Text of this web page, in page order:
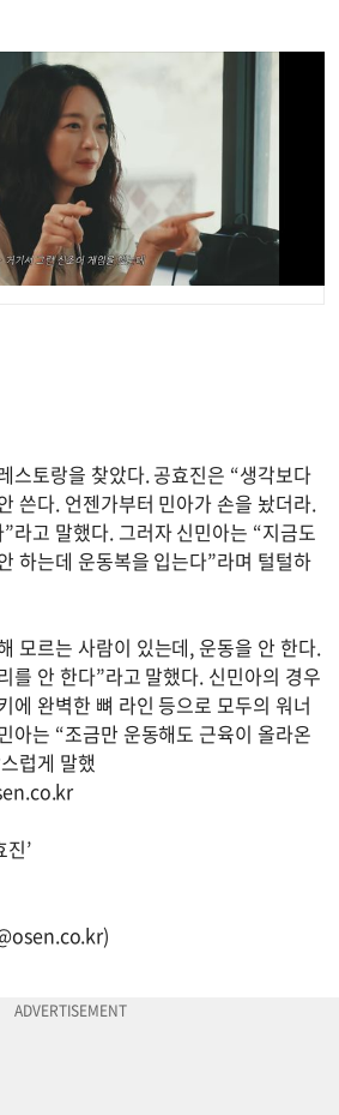
스토랑을 찾았다. 공효진은 “생각보다
쓴다. 언젠가부터 민아가 손을 놨더라.
라고 말했다. 그러자 신민아는 “지금도
하는데 운동복을 입는다”라며 털털하
모르는 사람이 있는데, 운동을 안 한다.
를 안 한다”라고 말했다. 신민아의 경우
에 완벽한 뼈 라인 등으로 모두의 워너
아는 “조금만 운동해도 근육이 올라온
럽게 말했
’
)